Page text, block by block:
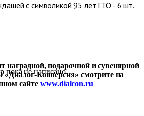
с символикой 95 лет ГТО - 6 шт.
пока не написано.
наградной, подарочной и сувенирной
Конверсия» смотрите на
сайте www.dialcon.ru